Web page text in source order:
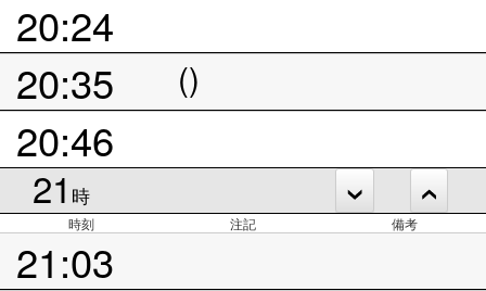
20:24
20:35
()
20:46
21 時
時刻 注記 備考
21:03